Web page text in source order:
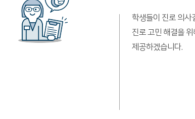
학생들이 진로 의사
진로 고민 해결을
제공하겠습니다.